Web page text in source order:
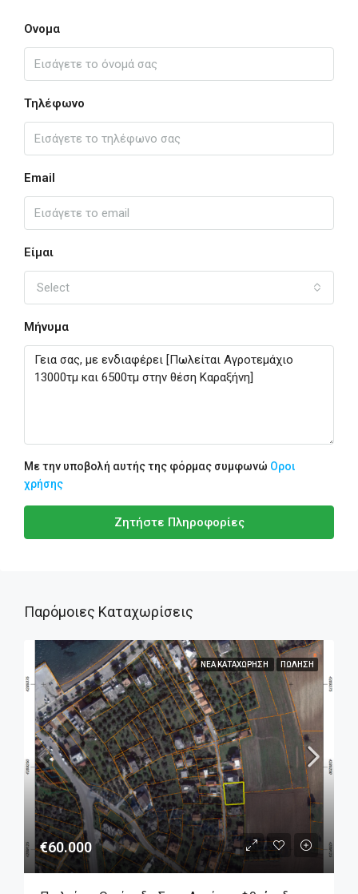
Ονομα
Τηλέφωνο
Email
Είμαι
Select
Μήνυμα
Με την υποβολή αυτής της φόρμας συμφωνώ Οροι
χρήσης
Ζητήστε Πληροφορίες
Παρόμοιες Καταχωρίσεις
ΝΈΑ ΚΑΤΑΧΏΡΗΣΗ ΠΏΛΗΣΗ
€60.000